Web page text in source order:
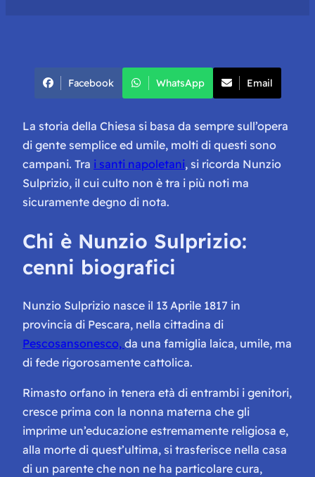
Facebook WhatsApp Email
La storia della Chiesa si basa da sempre sull’opera
di gente semplice ed umile, molti di questi sono
campani. Tra i santi napoletani, si ricorda Nunzio
Sulprizio, il cui culto non è tra i più noti ma
sicuramente degno di nota.
Chi è Nunzio Sulprizio:
cenni biografici
Nunzio Sulprizio nasce il 13 Aprile 1817 in
provincia di Pescara, nella cittadina di
Pescosansonesco, da una famiglia laica, umile, ma
di fede rigorosamente cattolica.
Rimasto orfano in tenera età di entrambi i genitori,
cresce prima con la nonna materna che gli
imprime un’educazione estremamente religiosa e,
alla morte di quest’ultima, si trasferisce nella casa
di un parente che non ne ha particolare cura,